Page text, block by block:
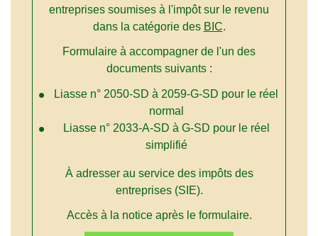
entreprises soumises à l'impôt sur le revenu
dans la catégorie des BIC.
Formulaire à accompagner de l'un des
documents suivants :
Liasse n° 2050-SD à 2059-G-SD pour le réel
normal
Liasse n° 2033-A-SD à G-SD pour le réel
simplifié
À adresser au service des impôts des
entreprises (SIE).
Accès à la notice après le formulaire.